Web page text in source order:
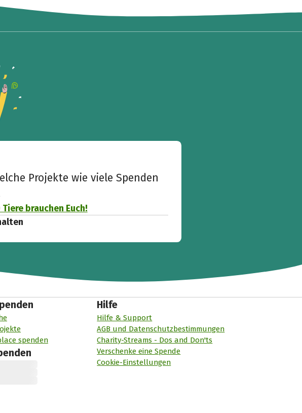
Projekte wie viele Spenden
brauchen Euch!
spenden
Hilfe
Hilfe & Support
AGB und Datenschutzbestimmungen
Charity-Streams - Dos and Don'ts
Verschenke eine Spende
Cookie-Einstellungen